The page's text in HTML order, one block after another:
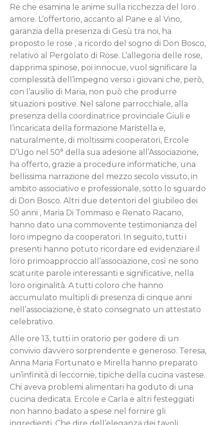
Re che esamina le anime sulla ricchezza del loro
amore. L’offertorio, accanto al Pane e al Vino,
garanzia della presenza di Gesù tra noi, ha
proposto le rose , a ricordo del sogno di Don Bosco,
relativo al Pergolato di Rose. L’allegoria delle rose,
dapprima spinose, poi innocue, vuol significare la
complessità dell’impegno verso i giovani che, però,
con l’ausilio di Maria, non può che produrre
situazioni positive. Nel salone parrocchiale, alla
presenza della coordinatrice provinciale Giuli e
l’incaricata della formazione Maristella e,
naturalmente, di moltissimi cooperatori, Ercole
D’Ugo nel 50° della sua adesione all’Associazione,
ha offerto, grazie a procedure informatiche, una
bellissima narrazione del mezzo secolo vissuto, in
ambito associativo e professionale, sotto lo sguardo
di Don Bosco. Altri due detentori del giubileo dei
50 anni , Maria Di Tommaso e Renato Racano,
hanno dato una commovente testimonianza del
loro impegno da cooperatori. In seguito, tutti i
presenti hanno potuto ricordare ed evidenziare il
loro primoapproccio all’associazione, così ne sono
scaturite parole interessanti e significative, nella
loro originalità. A tutti coloro che hanno
accumulato multipli di presenza di cinque anni
nell’associazione, è stato consegnato un attestato
celebrativo.
Alle ore 13, tutti in oratorio per godere di un
convivio davvero sorprendente e generoso. Teresa,
Anna Maria Fortunato e Mirella hanno preparato
un’infinità di leccornie, tipiche della cucina vastese.
Chi aveva problemi alimentari ha goduto di una
cucina dedicata. Ercole e Carla e altri festeggiati
non hanno badato a spese nel fornire gli